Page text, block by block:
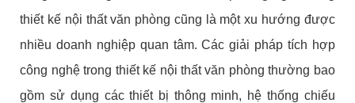
thiết kế nội thất văn phòng cũng là một xu hướng được
nhiều doanh nghiệp quan tâm. Các giải pháp tích hợp
công nghệ trong thiết kế nội thất văn phòng thường bao
gồm sử dụng các thiết bị thông minh, hệ thống chiếu